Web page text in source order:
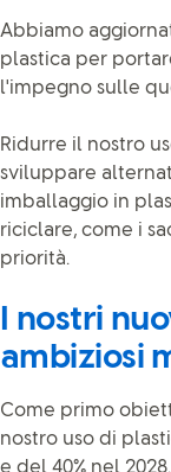
Abbiamo
plastica per
l'impegno sulle
Ridurre il nostro
sviluppare
imballaggio in
riciclare, come i
priorità.
I nostri
ambiziosi
Come primo
nostro uso di